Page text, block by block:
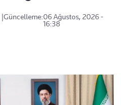
Güncelleme:06 Ağustos, 2026 -
16:38